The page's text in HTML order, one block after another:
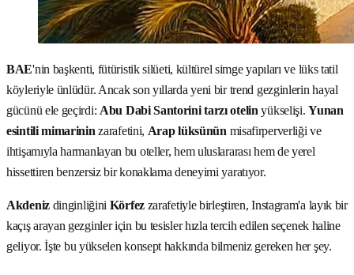
BAE'nin başkenti, fütüristik silüeti, kültürel simge yapıları ve lüks tatil
köyleriyle ünlüdür. Ancak son yıllarda yeni bir trend gezginlerin hayal
gücünü ele geçirdi: Abu Dabi Santorini tarzı otelin yükselişi.Yunan
esintili mimarinin zarafetini, Arap lüksünün misafirperverliği ve
ihtişamıyla harmanlayan bu oteller, hem uluslararası hem de yerel
hissettiren benzersiz bir konaklama deneyimi yaratıyor.
Akdenizdinginliğini Körfezzarafetiyle birleştiren, Instagram'a layık bir
kaçış arayan gezginler için bu tesisler hızla tercih edilen seçenek haline
geliyor. İşte bu yükselen konsept hakkında bilmeniz gereken her şey.